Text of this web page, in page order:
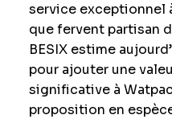
service exceptionnel
que fervent partisan
BESIX estime
pour ajouter une
significative à
proposition en